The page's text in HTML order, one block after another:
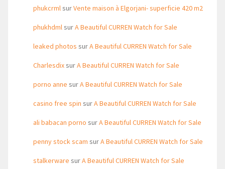
phukcrmlsurVente maison à Elgorjani- superficie 420 m2
phukhdmlsurA Beautiful CURREN Watch for Sale
leaked photos surA Beautiful CURREN Watch for Sale
CharlesdixsurA Beautiful CURREN Watch for Sale
porno anne surA Beautiful CURREN Watch for Sale
casino free spin surA Beautiful CURREN Watch for Sale
ali babacan porno surA Beautiful CURREN Watch for Sale
penny stock scam surA Beautiful CURREN Watch for Sale
stalkerware surA Beautiful CURREN Watch for Sale